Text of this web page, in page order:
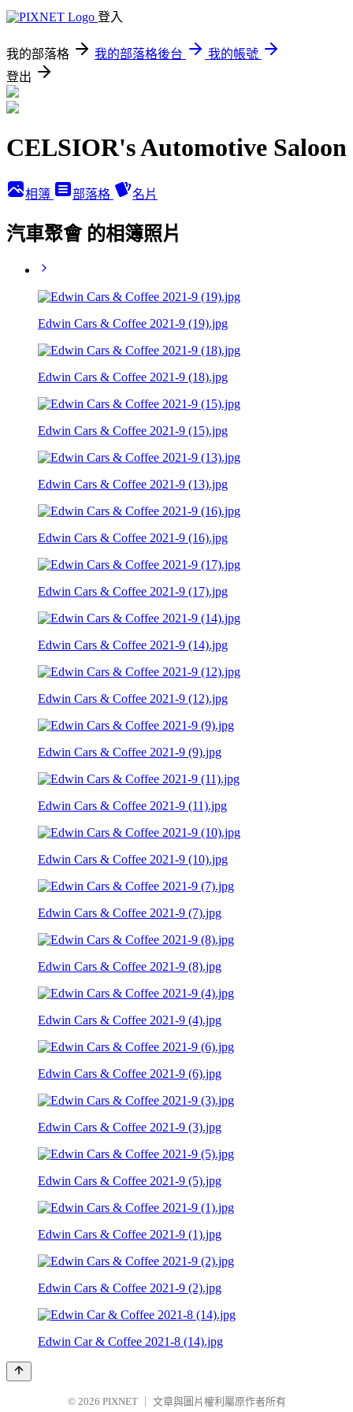
登入
我的部落格 我的部落格後台
我的帳號
登出
CELSIOR's Automotive Saloon
相簿 部落格 名片
汽車聚會 的相簿照片
Edwin Cars & Coffee 2021-9 (19).jpg
Edwin Cars & Coffee 2021-9 (18).jpg
Edwin Cars & Coffee 2021-9 (15).jpg
Edwin Cars & Coffee 2021-9 (13).jpg
Edwin Cars & Coffee 2021-9 (16).jpg
Edwin Cars & Coffee 2021-9 (17).jpg
Edwin Cars & Coffee 2021-9 (14).jpg
Edwin Cars & Coffee 2021-9 (12).jpg
Edwin Cars & Coffee 2021-9 (9).jpg
Edwin Cars & Coffee 2021-9 (11).jpg
Edwin Cars & Coffee 2021-9 (10).jpg
Edwin Cars & Coffee 2021-9 (7).jpg
Edwin Cars & Coffee 2021-9 (8).jpg
Edwin Cars & Coffee 2021-9 (4).jpg
Edwin Cars & Coffee 2021-9 (6).jpg
Edwin Cars & Coffee 2021-9 (3).jpg
Edwin Cars & Coffee 2021-9 (5).jpg
Edwin Cars & Coffee 2021-9 (1).jpg
Edwin Cars & Coffee 2021-9 (2).jpg
Edwin Car & Coffee 2021-8 (14).jpg
© 2026 PIXNET
文章與圖片權利屬原作者所有